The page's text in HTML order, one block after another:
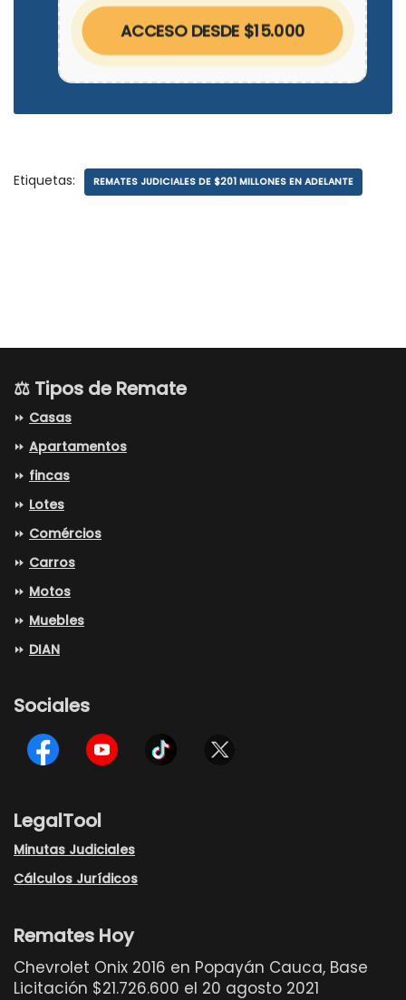
ACCESO DESDE $15.000
Etiquetas: REMATES JUDICIALES DE $201 MILLONES EN ADELANTE
⚖️ Tipos de Remate
⏩ Casas
⏩ Apartamentos
⏩ fincas
⏩ Lotes
⏩ Comércios
⏩ Carros
⏩ Motos
⏩ Muebles
⏩ DIAN
Sociales
LegalTool
Minutas Judiciales
Cálculos Jurídicos
Remates Hoy
Chevrolet Onix 2016 en Popayán Cauca, Base
Licitación $21.726.600 el 20 agosto 2021